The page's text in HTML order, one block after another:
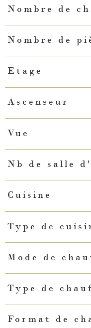
Nombre de
Nombre de
Etage
Ascenseur
Vue
Nb de salle
Cuisine
Type de
Mode de
Type de
Format de